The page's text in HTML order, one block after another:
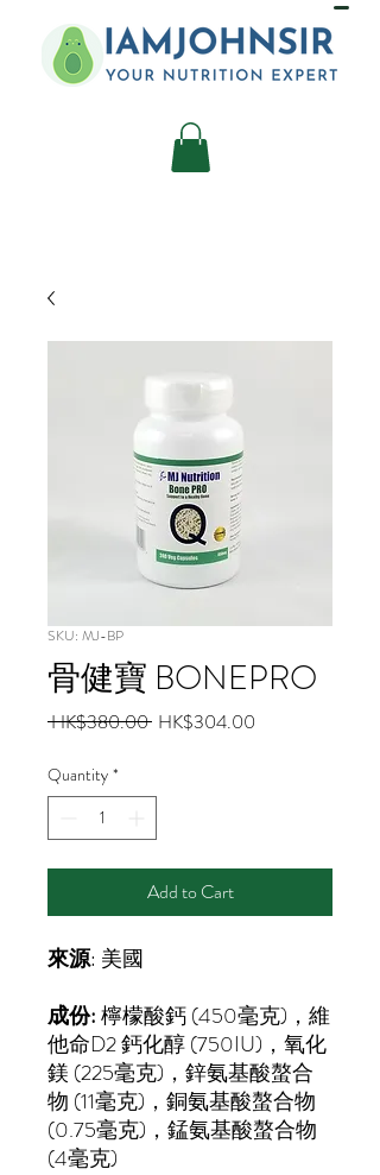
SKU: MJ-BP
骨健寶 BONEPRO
HK$380.00 Regular
HK$304.00
Quantity *
Add to Cart
來源: 美國
成份:檸檬酸鈣 (450毫克)，維
他命D2 鈣化醇 (750IU)，氧化
鎂 (225毫克)，鋅氨基酸螯合
物 (11毫克)，銅氨基酸螯合物
(0.75毫克)，錳氨基酸螯合物
(4毫克)